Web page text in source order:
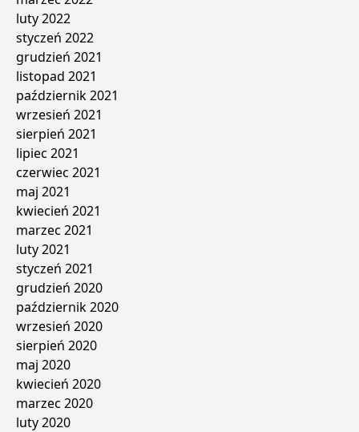
luty 2022
styczeń 2022
grudzień 2021
listopad 2021
październik 2021
wrzesień 2021
sierpień 2021
lipiec 2021
czerwiec 2021
maj 2021
kwiecień 2021
marzec 2021
luty 2021
styczeń 2021
grudzień 2020
październik 2020
wrzesień 2020
sierpień 2020
maj 2020
kwiecień 2020
marzec 2020
luty 2020